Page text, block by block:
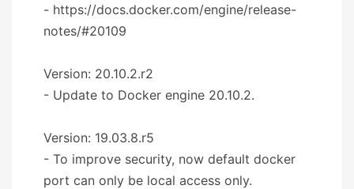
- https://docs.docker.com/engine/release-
notes/#20109
Version: 20.10.2.r2
- Update to Docker engine 20.10.2.
Version: 19.03.8.r5
- To improve security, now default docker
port can only be local access only.